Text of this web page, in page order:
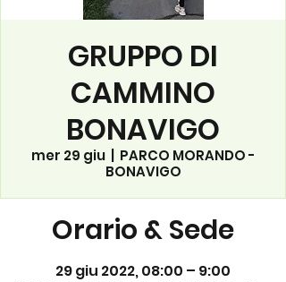
GRUPPO DI
CAMMINO
BONAVIGO
mer 29 giu
  |
PARCO MORANDO -
BONAVIGO
Orario & Sede
29 giu 2022, 08:00 – 9:00